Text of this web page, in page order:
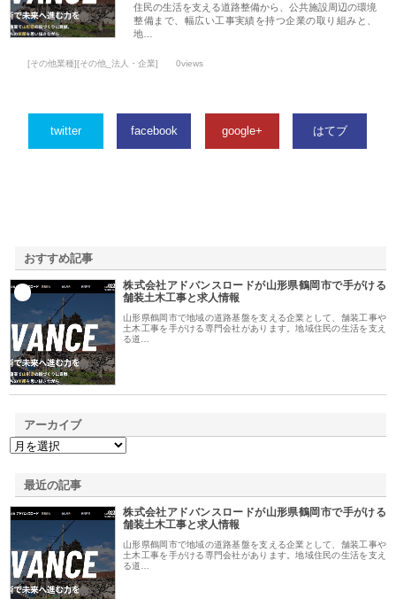
住民の生活を支える道路整備から、公共施設周辺の環境
整備まで、幅広い工事実績を持つ企業の取り組みと、
地…
[その他業種][その他_法人・企業] 0views
twitter facebook google+ はてブ
おすすめ記事
株式会社アドバンスロードが山形県鶴岡市で手がける
舗装土木工事と求人情報
山形県鶴岡市で地域の道路基盤を支える企業として、舗装工事や
土木工事を手がける専門会社があります。地域住民の生活を支え
る道…
アーカイブ
最近の記事
株式会社アドバンスロードが山形県鶴岡市で手がける
舗装土木工事と求人情報
山形県鶴岡市で地域の道路基盤を支える企業として、舗装工事や
土木工事を手がける専門会社があります。地域住民の生活を支え
る道…